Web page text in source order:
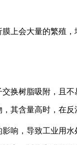
会大量的繁殖，
树脂吸附，且不
其含量高时，在
，导致工业用水